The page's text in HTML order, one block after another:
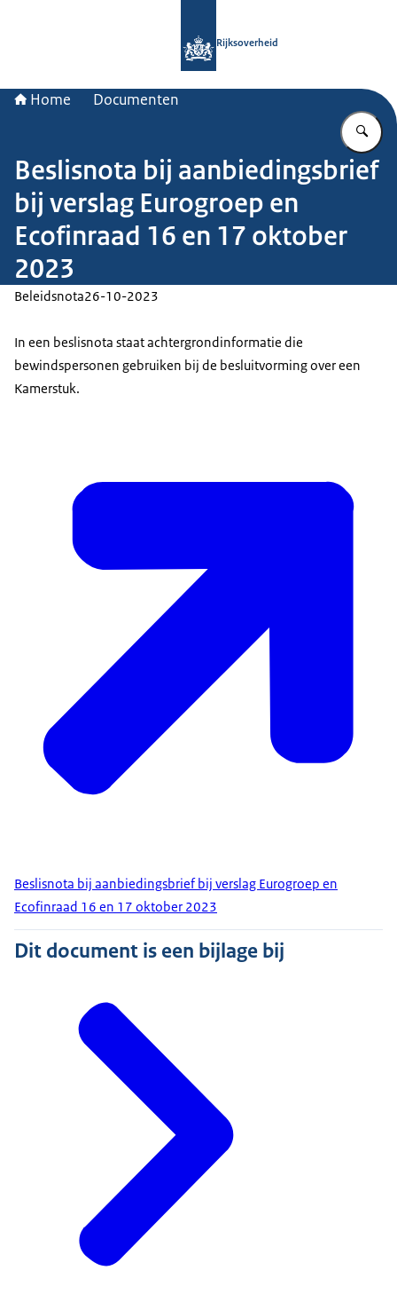
Rijksoverheid
Home Documenten
Beslisnota bij aanbiedingsbrief
bij verslag Eurogroep en
Ecofinraad 16 en 17 oktober
2023
Beleidsnota26-10-2023
In een beslisnota staat achtergrondinformatie die
bewindspersonen gebruiken bij de besluitvorming over een
Kamerstuk.
Beslisnota bij aanbiedingsbrief bij verslag Eurogroep en
Ecofinraad 16 en 17 oktober 2023
Dit document is een bijlage bij